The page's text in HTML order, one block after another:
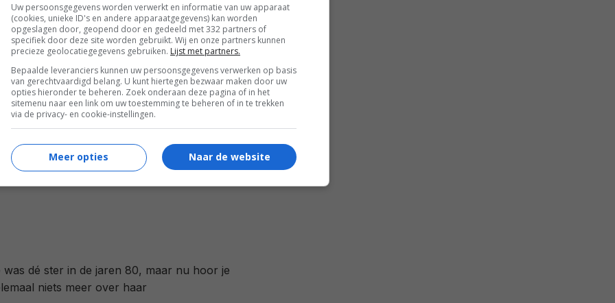
werd wereldberoemd in de jaren 80, maar één
maakte haar zo 'onzichtbaar' dat het alles
was dé ster in de jaren 80, maar nu hoor je
niets meer over haar
Uw persoonsgegevens worden verwerkt en informatie van uw apparaat
(cookies, unieke ID's en andere apparaatgegevens) kan worden
opgeslagen door, geopend door en gedeeld met 332 partners of
specifiek door deze site worden gebruikt. Wij en onze partners kunnen
precieze geolocatiegegevens gebruiken. Lijst met partners.
Bepaalde leveranciers kunnen uw persoonsgegevens verwerken op basis
van gerechtvaardigd belang. U kunt hiertegen bezwaar maken door uw
opties hieronder te beheren. Zoek onderaan deze pagina of in het
sitemenu naar een link om uw toestemming te beheren of in te trekken
via de privacy- en cookie-instellingen.
Naar de website
Meer opties